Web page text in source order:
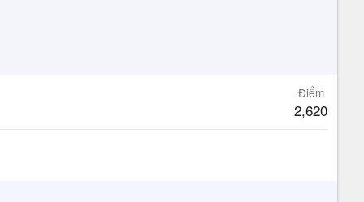
Điểm
2,620